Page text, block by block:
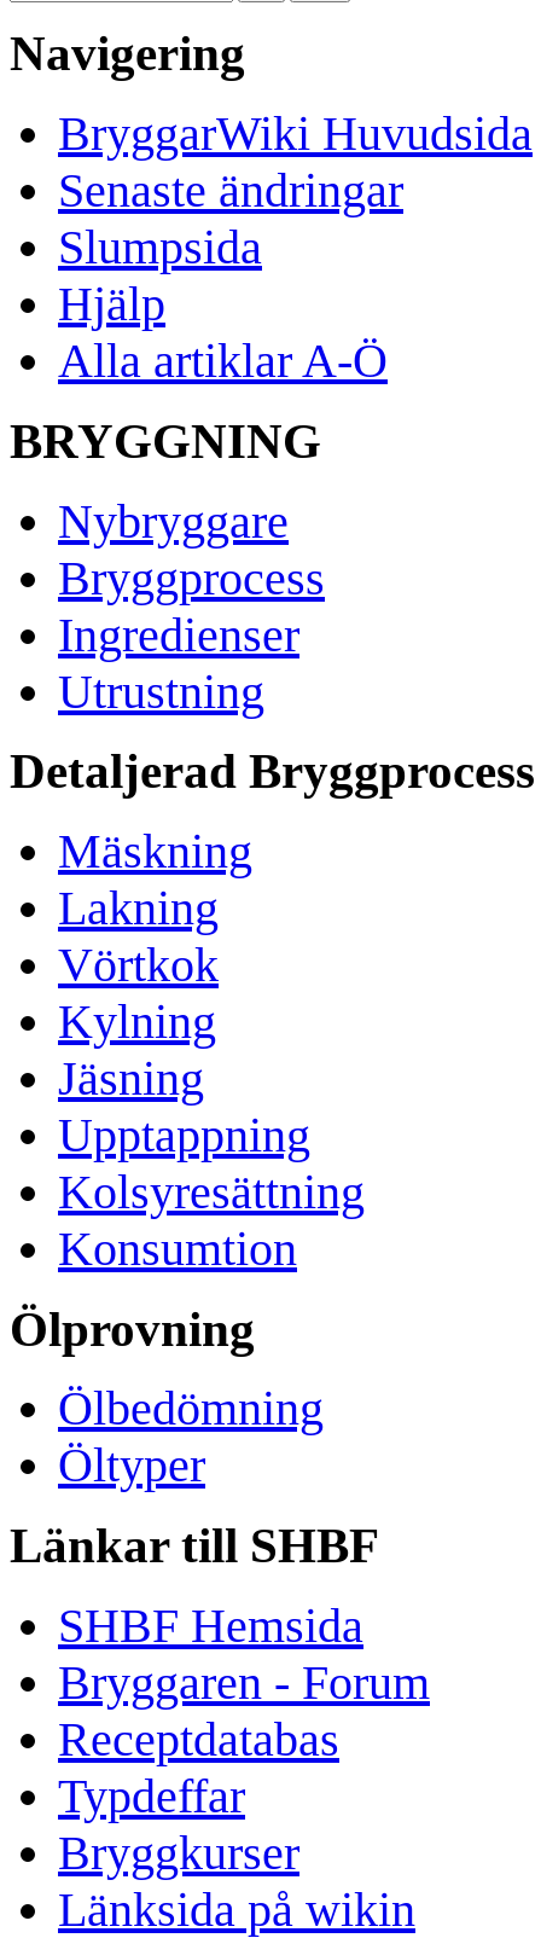
Navigering
BryggarWiki Huvudsida
Senaste ändringar
Slumpsida
Hjälp
Alla artiklar A-Ö
BRYGGNING
Nybryggare
Bryggprocess
Ingredienser
Utrustning
Detaljerad Bryggprocess
Mäskning
Lakning
Vörtkok
Kylning
Jäsning
Upptappning
Kolsyresättning
Konsumtion
Ölprovning
Ölbedömning
Öltyper
Länkar till SHBF
SHBF Hemsida
Bryggaren - Forum
Receptdatabas
Typdeffar
Bryggkurser
Länksida på wikin